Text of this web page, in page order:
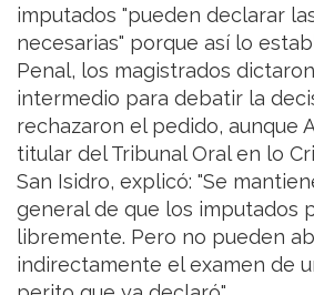
imputados "pueden declarar
necesarias" porque así lo
Penal, los magistrados
intermedio para debatir la
rechazaron el pedido, aunque
titular del Tribunal Oral en lo
San Isidro, explicó: "Se
general de que los imputados
libremente. Pero no pueden
indirectamente el examen de